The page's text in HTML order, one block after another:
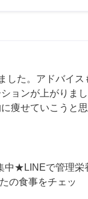
した。アドバイス
ョンが上がりまし
痩せていこうと思
中★LINEで管理栄
の食事をチェッ